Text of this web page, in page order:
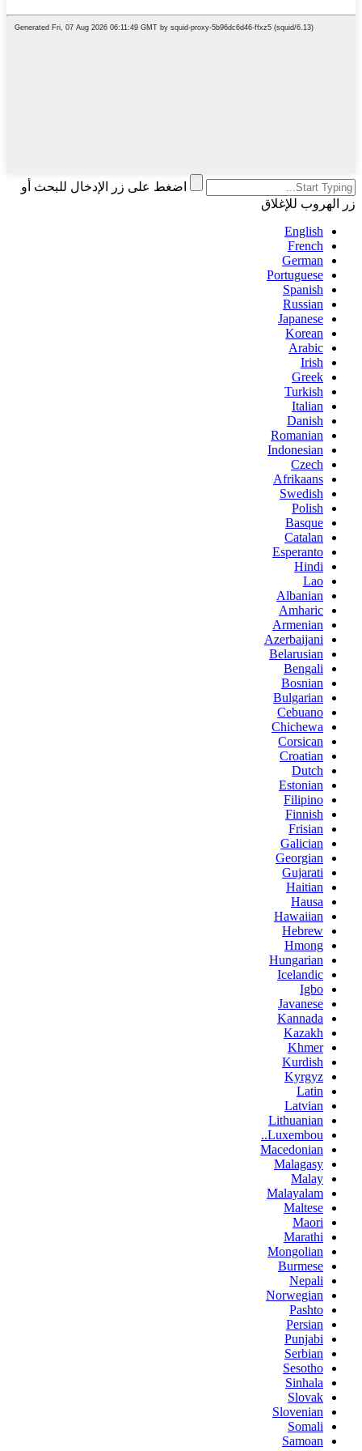
اضغط على زر الإدخال للبحث أو
زر الهروب للإغلاق
English
French
German
Portuguese
Spanish
Russian
Japanese
Korean
Arabic
Irish
Greek
Turkish
Italian
Danish
Romanian
Indonesian
Czech
Afrikaans
Swedish
Polish
Basque
Catalan
Esperanto
Hindi
Lao
Albanian
Amharic
Armenian
Azerbaijani
Belarusian
Bengali
Bosnian
Bulgarian
Cebuano
Chichewa
Corsican
Croatian
Dutch
Estonian
Filipino
Finnish
Frisian
Galician
Georgian
Gujarati
Haitian
Hausa
Hawaiian
Hebrew
Hmong
Hungarian
Icelandic
Igbo
Javanese
Kannada
Kazakh
Khmer
Kurdish
Kyrgyz
Latin
Latvian
Lithuanian
Luxembou..
Macedonian
Malagasy
Malay
Malayalam
Maltese
Maori
Marathi
Mongolian
Burmese
Nepali
Norwegian
Pashto
Persian
Punjabi
Serbian
Sesotho
Sinhala
Slovak
Slovenian
Somali
Samoan